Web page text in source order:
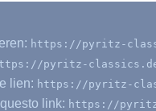
https://pyritz-
pyritz-
lien: https://pyritz-
link: https://